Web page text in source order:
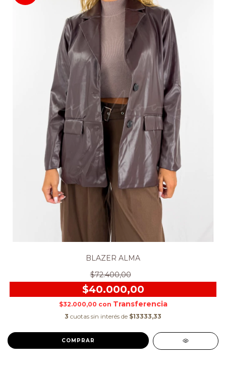
BLAZER ALMA
$72.400,00
$40.000,00
$32.000,00 con
3 cuotas sin interés de $13333,33
COMPRAR